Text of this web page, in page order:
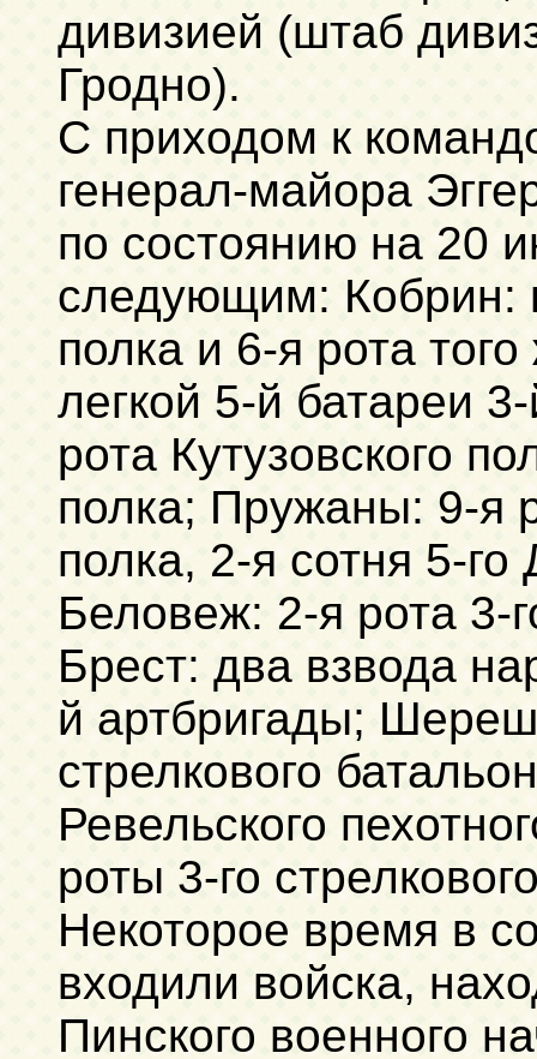
дивизией (штаб
Гродно).
С приходом к
генерал-майора
по состоянию на 20
следующим: Кобрин:
полка и 6-я рота
легкой 5-й батареи
рота Кутузовского
полка; Пружаны: 9-я
полка, 2-я сотня 5-го
Беловеж: 2-я рота 3-
Брест: два взвода
й артбригады;
стрелкового
Ревельского
роты 3-го
Некоторое время в
входили войска,
Пинского военного